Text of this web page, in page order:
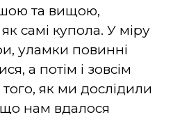
та вищою,
самі купола. У міру
уламки повинні
а потім і зовсім
як ми дослідили
нам вдалося